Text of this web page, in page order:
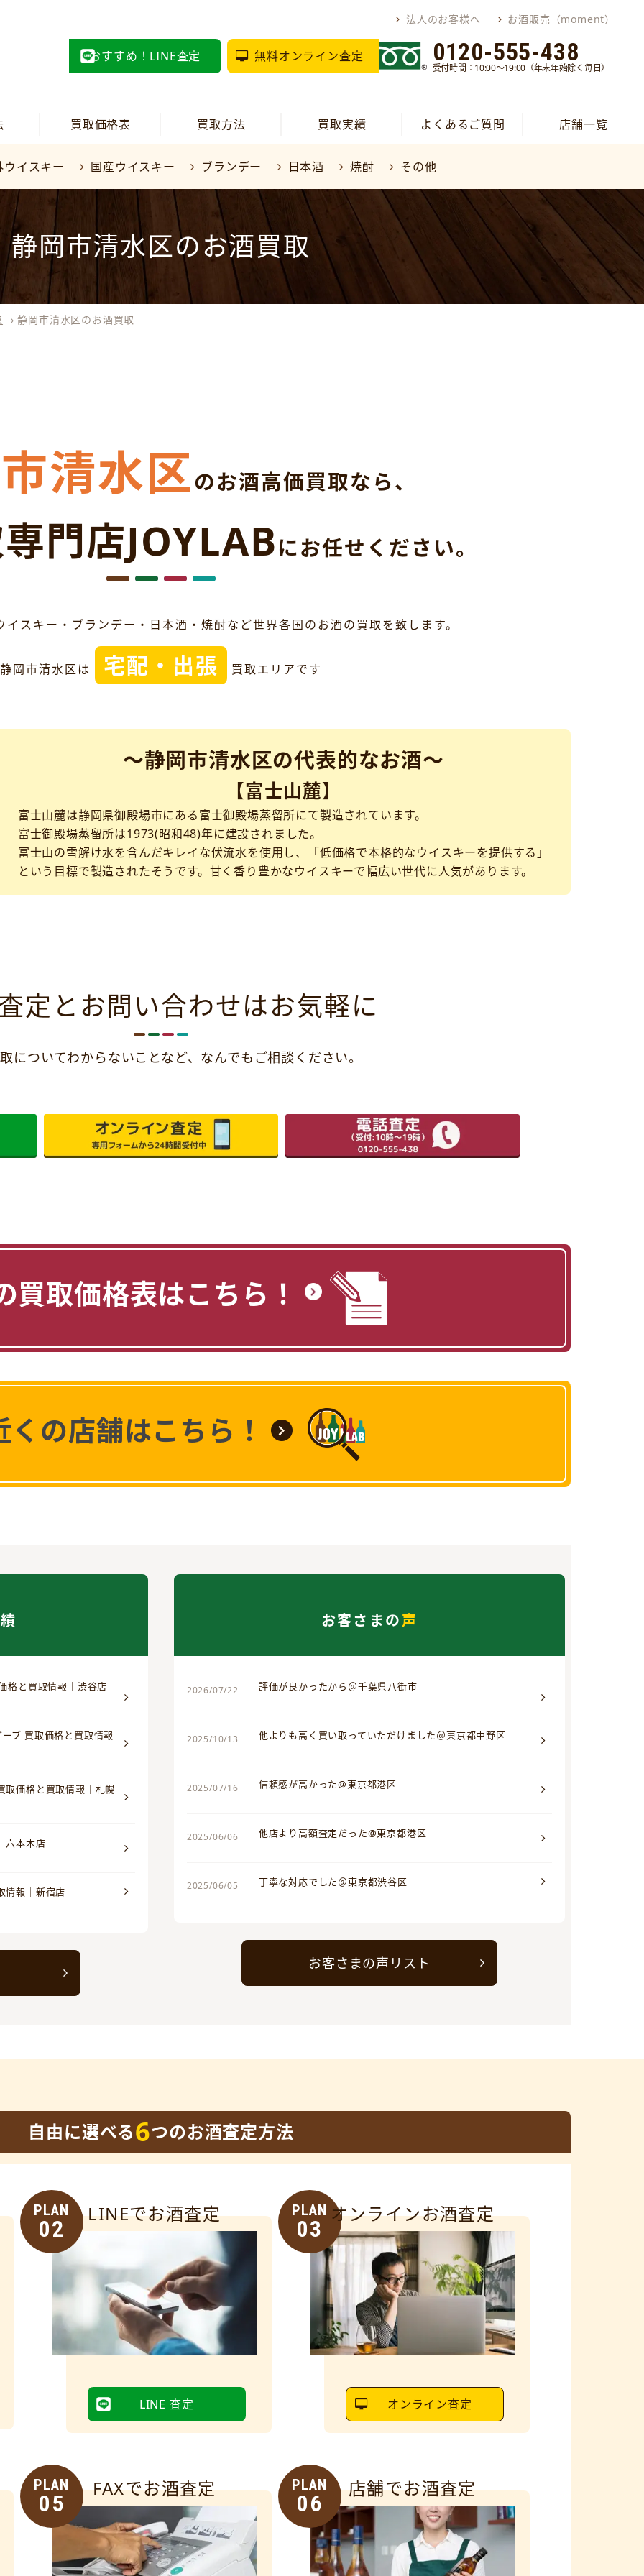
法人のお客様へ お酒販売（moment）
おすすめ！LINE査定 無料オンライン査定 0120-555-438
受付時間：10:00～19:00（年末年始除く毎日）
買取価格表 買取方法 買取実績 よくあるご質問 店舗一覧
ウイスキー 国産ウイスキー ブランデー 日本酒 焼酎 その他
静岡市清水区のお酒買取
›静岡市清水区のお酒買取
清水区のお酒高価買取なら、
門店JOYLABにお任せください。
スキー・ブランデー・日本酒・焼酎など世界各国のお酒の買取を致します。
静岡市清水区は 宅配・出張 買取エリアです
～静岡市清水区の代表的なお酒～
【富士山麓】
富士山麓は静岡県御殿場市にある富士御殿場蒸留所にて製造されています。
富士御殿場蒸留所は1973(昭和48)年に建設されました。
富士山の雪解け水を含んだキレイな伏流水を使用し、「低価格で本格的なウイスキーを提供する」
という目標で製造されたそうです。甘く香り豊かなウイスキーで幅広い世代に人気があります。
定とお問い合わせはお気軽に
についてわからないことなど、 なんでもご相談ください。
買取価格表はこちら！
くの店舗はこちら！
格と買取情報｜渋谷店
ブ 買取価格と買取情報
取価格と買取情報｜札幌
六本木店
情報｜新宿店
お客さまの声
2026/07/22 評価が良かったから＠千葉県八街市
2025/10/13 他よりも高く買い取っていただけました＠東京都中野区
2025/07/16 信頼感が高かった@東京都港区
2025/06/06 他店より高額査定だった@東京都港区
2025/06/05 丁寧な対応でした＠東京都渋谷区
お客さまの声リスト
自由に選べる6つのお酒査定方法
PLAN
02
LINEでお酒査定
LINE 査定
PLAN
03
オンラインお酒査定
オンライン査定
PLAN
05
FAXでお酒査定 PLAN
06
店舗でお酒査定